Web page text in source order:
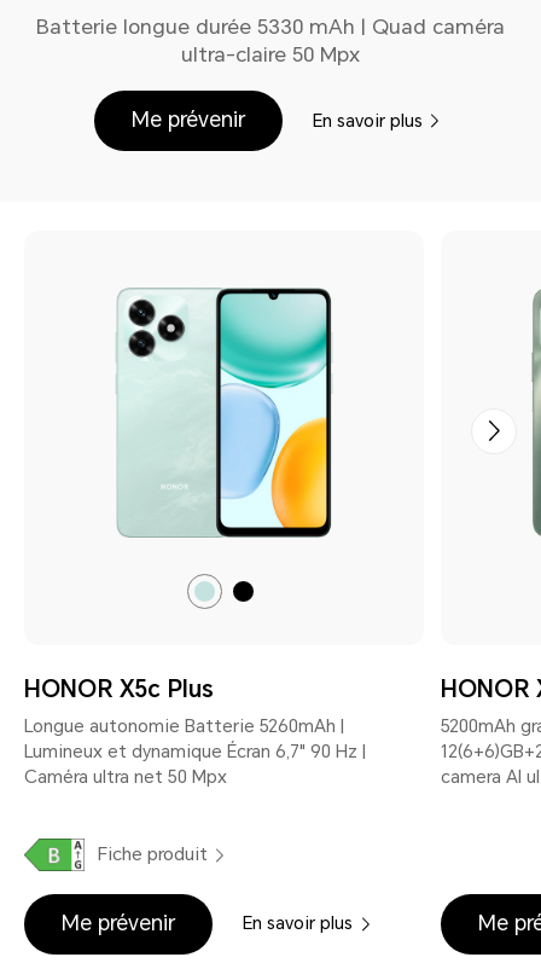
Batterie longue durée 5330 mAh | Quad caméra
ultra-claire 50 Mpx
Me prévenir En savoir plus
OceanMidnight
HONOR X5c Plus
Longue autonomie Batterie 5260mAh |
Lumineux et dynamique Écran 6,7" 90 Hz |
Caméra ultra net 50 Mpx
Fiche produit
Me prévenir En savoir plus
HONOR
5200mAh
camera AI
Me